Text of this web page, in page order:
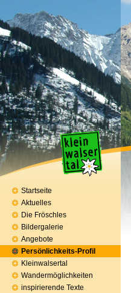
Startseite
Aktuelles
Die Fröschles
Bildergalerie
Angebote
Persönlichkeits-Profil
Kleinwalsertal
Wandermöglichkeiten
inspirierende Texte